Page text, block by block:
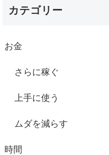
カテゴリー
お金
さらに稼ぐ
上手に使う
ムダを減らす
時間